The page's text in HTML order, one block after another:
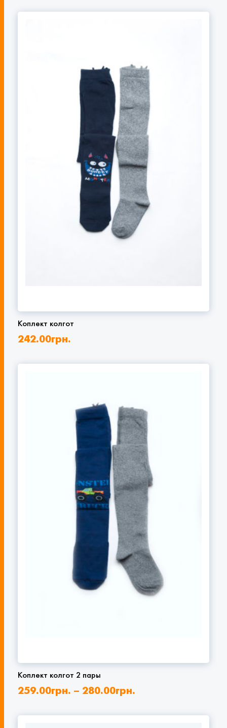
Коплект колгот
242.00грн.
Коплект колгот 2 пары
259.00грн. – 280.00грн.